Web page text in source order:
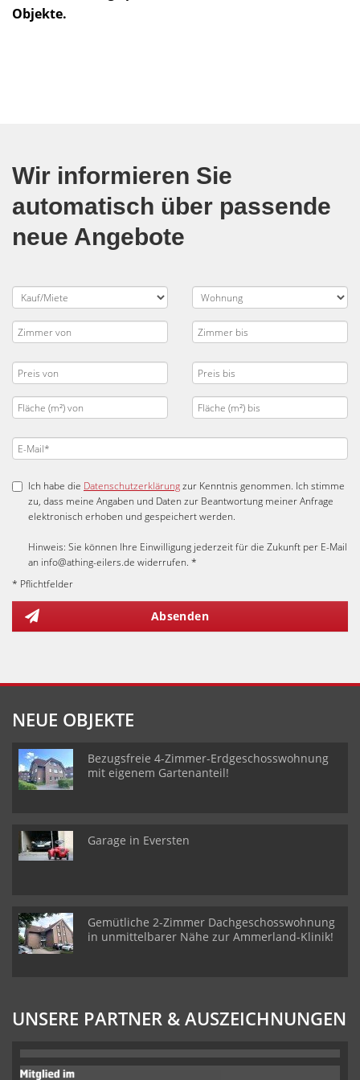
Objekte.
Wir informieren Sie
automatisch über passende
neue Angebote
Ich habe die Datenschutzerklärungzur Kenntnis genommen. Ich stimme
zu, dass meine Angaben und Daten zur Beantwortung meiner Anfrage
elektronisch erhoben und gespeichert werden.
Hinweis: Sie können Ihre Einwilligung jederzeit für die Zukunft per E-Mail
an info@athing-eilers.de widerrufen. *
* Pflichtfelder
Absenden
NEUE OBJEKTE
Bezugsfreie 4-Zimmer-Erdgeschosswohnung
mit eigenem Gartenanteil!
Garage in Eversten
Gemütliche 2-Zimmer Dachgeschosswohnung
in unmittelbarer Nähe zur Ammerland-Klinik!
UNSERE PARTNER & AUSZEICHNUNGEN